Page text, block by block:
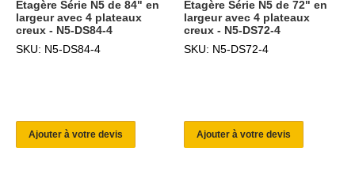
Étagère Série N5 de 84" en
largeur avec 4 plateaux
creux - N5-DS84-4
SKU: N5-DS84-4
Ajouter à votre devis
Étagère Série N5 de 72" en
largeur avec 4 plateaux
creux - N5-DS72-4
SKU: N5-DS72-4
Ajouter à votre devis